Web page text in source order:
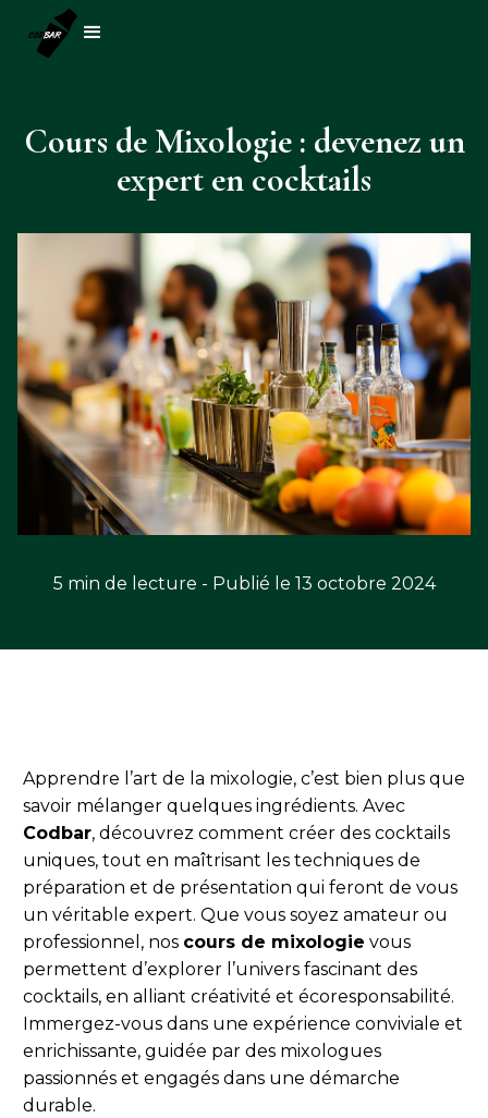
Cours de Mixologie : devenez un
expert en cocktails
5 min de lecture - Publié le 13 octobre 2024
Apprendre l’art de la mixologie, c’est bien plus que
savoir mélanger quelques ingrédients. Avec
Codbar, découvrez comment créer des cocktails
uniques, tout en maîtrisant les techniques de
préparation et de présentation qui feront de vous
un véritable expert. Que vous soyez amateur ou
professionnel, nos cours de mixologie vous
permettent d’explorer l’univers fascinant des
cocktails, en alliant créativité et écoresponsabilité.
Immergez-vous dans une expérience conviviale et
enrichissante, guidée par des mixologues
passionnés et engagés dans une démarche
durable.